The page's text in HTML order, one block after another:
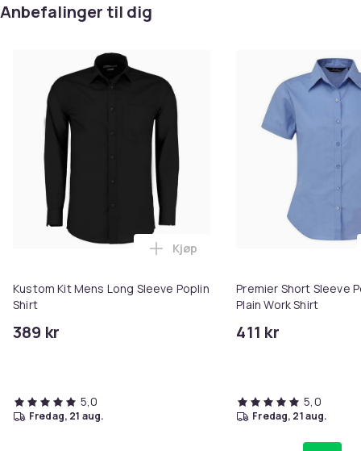
Anbefalinger til dig
Kustom Kit Mens Long Sleeve Poplin
Shirt
389 kr
Legg Kustom Kit Mens Long
Kjøp
5,0
fredag, 21 aug.
Premier Short Sleeve
Plain Work Shirt
411 kr
5,0
fredag, 21 aug.